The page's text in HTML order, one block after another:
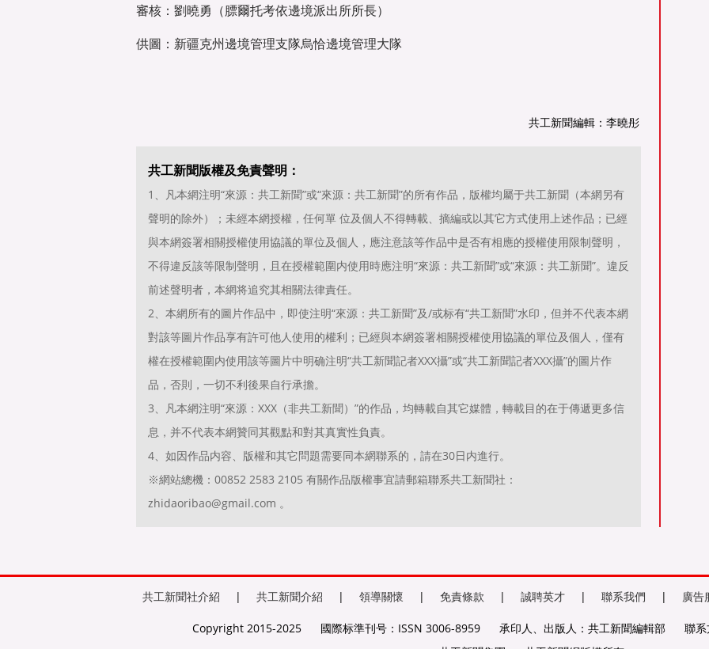
審核：劉曉勇（膘爾托考依邊境派出所所長）
供圖：新疆克州邊境管理支隊烏恰邊境管理大隊
共工新聞編輯：李曉彤
共工新聞版權及免責聲明：
1、凡本網注明“來源：共工新聞”或“來源：共工新聞”的所有作品，版權均屬于共工新聞（本網另有
聲明的除外）；未經本網授權，任何單 位及個人不得轉載、摘編或以其它方式使用上述作品；已經
與本網簽署相關授權使用協議的單位及個人，應注意該等作品中是否有相應的授權使用限制聲明，
不得違反該等限制聲明，且在授權範圍内使用時應注明“來源：共工新聞”或“來源：共工新聞”。違反
前述聲明者，本網将追究其相關法律責任。
2、本網所有的圖片作品中，即使注明“來源：共工新聞”及/或标有“共工新聞”水印，但并不代表本網
對該等圖片作品享有許可他人使用的權利；已經與本網簽署相關授權使用協議的單位及個人，僅有
權在授權範圍内使用該等圖片中明确注明“共工新聞記者XXX攝”或“共工新聞記者XXX攝”的圖片作
品，否則，一切不利後果自行承擔。
3、凡本網注明“來源：XXX（非共工新聞）”的作品，均轉載自其它媒體，轉載目的在于傳遞更多信
息，并不代表本網贊同其觀點和對其真實性負責。
4、如因作品内容、版權和其它問題需要同本網聯系的，請在30日内進行。
※網站總機：00852 2583 2105 有關作品版權事宜請郵箱聯系共工新聞社：
zhidaoribao@gmail.com 。
共工新聞社介紹 | 共工新聞介紹 | 領導關懷 | 免責條款 | 誠聘英才 | 聯系我們 | 廣告
Copyright 2015-2025 國際标準刊号：ISSN 3006-8959 承印人、出版人：共工新聞編輯部
聯